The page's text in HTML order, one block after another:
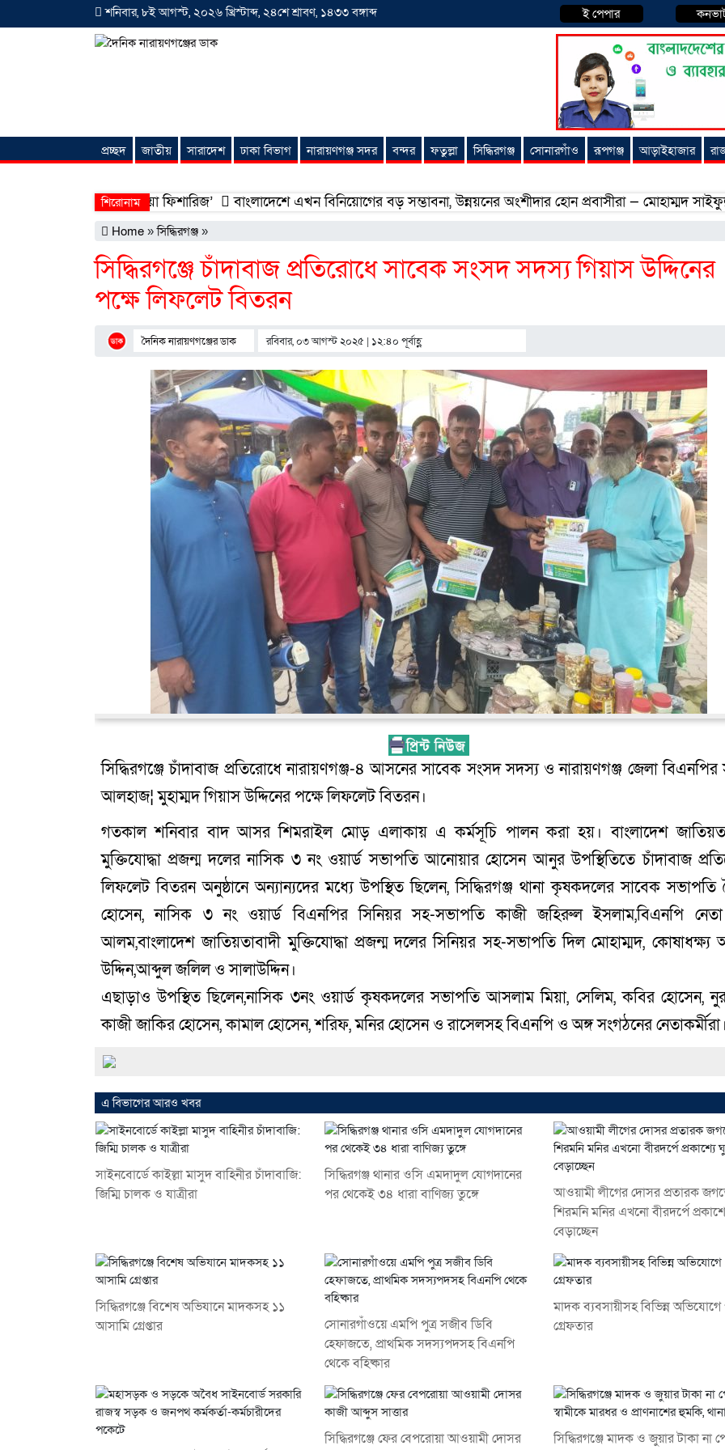
শনিবার, ৮ই আগস্ট, ২০২৬ খ্রিস্টাব্দ, ২৪শে শ্রাবণ, ১৪৩৩ বঙ্গাব্দ ই পেপার
প্রচ্ছদ জাতীয় সারাদেশ ঢাকা বিভাগ নারায়ণগঞ্জ সদর বন্দর ফতুল্লা সিদ্ধিরগঞ্জ সোনারগাঁও রূপগঞ্জ আড়াইহাজার
শিরোনাম
‘শিফা মোহাম্মদিয়া ফিশারিজ’ বাংলাদেশে এখন বিনিয়োগের বড় সম্ভাবনা, উন্নয়নের অংশীদার হোন প্রবাসীরা — মোহাম্মদ সাইফুল্লাহ্
Home »সিদ্ধিরগঞ্জ »
সিদ্ধিরগঞ্জে চাঁদাবাজ প্রতিরোধে সাবেক সংসদ সদস্য গিয়াস উদ্দিনের
পক্ষে লিফলেট বিতরন
দৈনিক নারায়ণগঞ্জের ডাক রবিবার, ০৩ আগস্ট ২০২৫ | ১২:৪০ পূর্বাহ্ণ
সিদ্ধিরগঞ্জে চাঁদাবাজ প্রতিরোধে নারায়ণগঞ্জ-৪ আসনের সাবেক সংসদ সদস্য ও নারায়ণগঞ্জ জেলা
আলহাজ¦ মুহাম্মদ গিয়াস উদ্দিনের পক্ষে লিফলেট বিতরন।
গতকাল শনিবার বাদ আসর শিমরাইল মোড় এলাকায় এ কর্মসূচি পালন করা হয়। বাংলাদেশ
মুক্তিযোদ্ধা প্রজন্ম দলের নাসিক ৩ নং ওয়ার্ড সভাপতি আনোয়ার হোসেন আনুর উপস্থিতিতে চাঁদাবাজ
লিফলেট বিতরন অনুষ্ঠানে অন্যান্যদের মধ্যে উপস্থিত ছিলেন, সিদ্ধিরগঞ্জ থানা কৃষকদলের সাবেক সভাপতি
হোসেন, নাসিক ৩ নং ওয়ার্ড বিএনপির সিনিয়র সহ-সভাপতি কাজী জহিরুল ইসলাম,বিএনপি
আলম,বাংলাদেশ জাতিয়তাবাদী মুক্তিযোদ্ধা প্রজন্ম দলের সিনিয়র সহ-সভাপতি দিল মোহাম্মদ, কোষাধক্ষ্য
উদ্দিন,আব্দুল জলিল ও সালাউদ্দিন।
এছাড়াও উপস্থিত ছিলেন,নাসিক ৩নং ওয়ার্ড কৃষকদলের সভাপতি আসলাম মিয়া, সেলিম, কবির হোসেন,
কাজী জাকির হোসেন, কামাল হোসেন, শরিফ, মনির হোসেন ও রাসেলসহ বিএনপি ও অঙ্গ সংগঠনের নেতাকর্মীরা।
এ বিভাগের আরও খবর
সাইনবোর্ডে কাইল্লা মাসুদ বাহিনীর চাঁদাবাজি:
জিম্মি চালক ও যাত্রীরা
সিদ্ধিরগঞ্জ থানার ওসি এমদাদুল যোগদানের
পর থেকেই ৩৪ ধারা বাণিজ্য তুঙ্গে
আওয়ামী লীগের দোসর প্রতারক
শিরমনি মনির এখনো বীরদর্পে
বেড়াচ্ছেন
সিদ্ধিরগঞ্জে বিশেষ অভিযানে মাদকসহ ১১
আসামি গ্রেপ্তার
সোনারগাঁওয়ে এমপি পুত্র সজীব ডিবি
হেফাজতে, প্রাথমিক সদস্যপদসহ বিএনপি
থেকে বহিষ্কার
মাদক ব্যবসায়ীসহ বিভিন্ন
গ্রেফতার
সিদ্ধিরগঞ্জে ফের বেপরোয়া আওয়ামী দোসর
সিদ্ধিরগঞ্জে মাদক ও জুয়ার টাকা না